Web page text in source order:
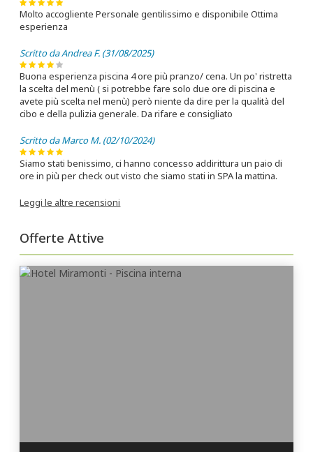
trattamenti di benessere.
Durante la bella stagione è inoltre possibile effettuare
per un pò di tintarella. Rimani aggiornato su tutte le
promozionie le offertepensate per te in ogni stagione
dell'anno!
Molto accogliente Personale gentilissimo e disponibile Ottima
esperienza
Scritto da Andrea F. (31/08/2025)
Buona esperienza piscina 4 ore più pranzo/ cena. Un po' ristretta
la scelta del menù ( si potrebbe fare solo due ore di piscina e
avete più scelta nel menù) però niente da dire per la qualità del
cibo e della pulizia generale. Da rifare e consigliato
Scritto da Marco M. (02/10/2024)
Siamo stati benissimo, ci hanno concesso addirittura un paio di
ore in più per check out visto che siamo stati in SPA la mattina.
Leggi le altre recensioni
Offerte Attive